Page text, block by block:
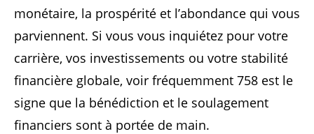
monétaire, la prospérité et l’abondance qui vous
parviennent. Si vous vous inquiétez pour votre
carrière, vos investissements ou votre stabilité
financière globale, voir fréquemment 758 est le
signe que la bénédiction et le soulagement
financiers sont à portée de main.